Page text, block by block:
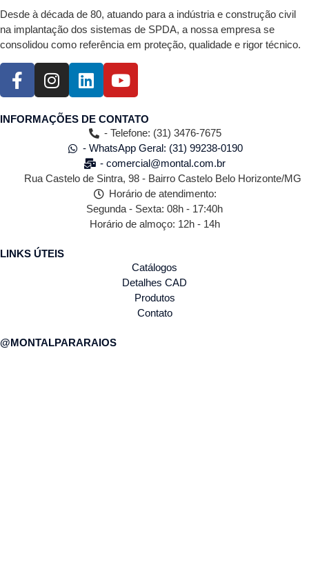
Desde à década de 80, atuando para a indústria e construção civil
na implantação dos sistemas de SPDA, a nossa empresa se
consolidou como referência em proteção, qualidade e rigor técnico.
INFORMAÇÕES DE CONTATO
- Telefone: (31) 3476-7675
- WhatsApp Geral: (31) 99238-0190
- comercial@montal.com.br
Rua Castelo de Sintra, 98 - Bairro Castelo Belo Horizonte/MG
Horário de atendimento:
Segunda - Sexta: 08h - 17:40h
Horário de almoço: 12h - 14h
LINKS ÚTEIS
Catálogos
Detalhes CAD
Produtos
Contato
@MONTALPARARAIOS